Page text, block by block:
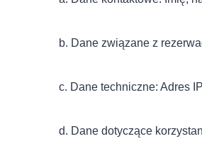
b. Dane związane z
c. Dane techniczne: Adres
d. Dane dotyczące